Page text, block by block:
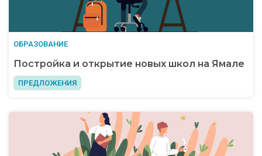
ОБРАЗОВАНИЕ
Постройка и открытие новых школ на Ямале
ПРЕДЛОЖЕНИЯ